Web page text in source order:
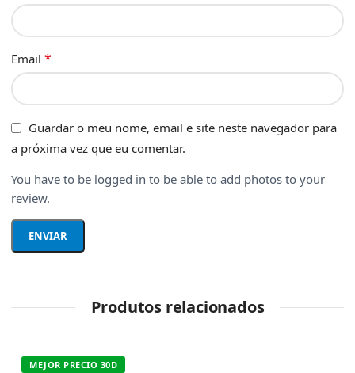
Email *
Guardar o meu nome, email e site neste navegador para
a próxima vez que eu comentar.
You have to be logged in to be able to add photos to your
review.
Produtos relacionados
MEJOR PRECIO 30D